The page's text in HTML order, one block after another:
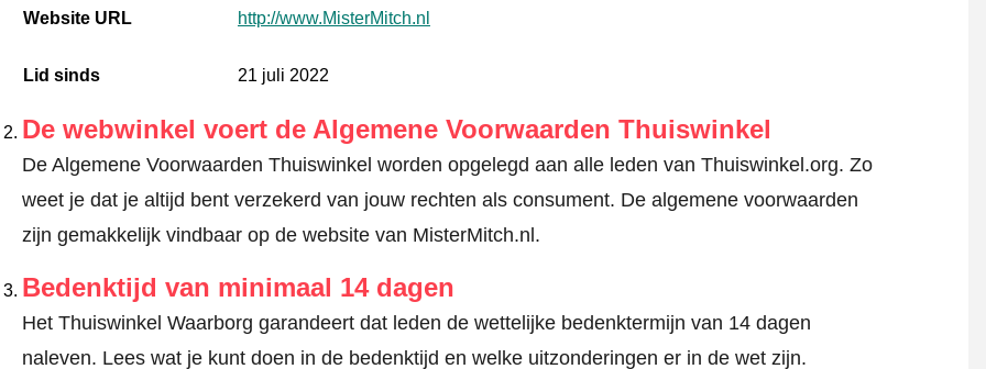
Website URL
http://www.MisterMitch.nl
Lid sinds 21 juli 2022
De webwinkel voert de Algemene Voorwaarden Thuiswinkel
De Algemene Voorwaarden Thuiswinkel worden opgelegd aan alle leden van Thuiswinkel.org. Zo
weet je dat je altijd bent verzekerd van jouw rechten als consument. De algemene voorwaarden
zijn gemakkelijk vindbaar op de website van MisterMitch.nl.
Bedenktijd van minimaal 14 dagen
Het Thuiswinkel Waarborg garandeert dat leden de wettelijke bedenktermijn van 14 dagen
naleven. Lees wat je kunt doen in de bedenktijd en welke uitzonderingen er in de wet zijn.